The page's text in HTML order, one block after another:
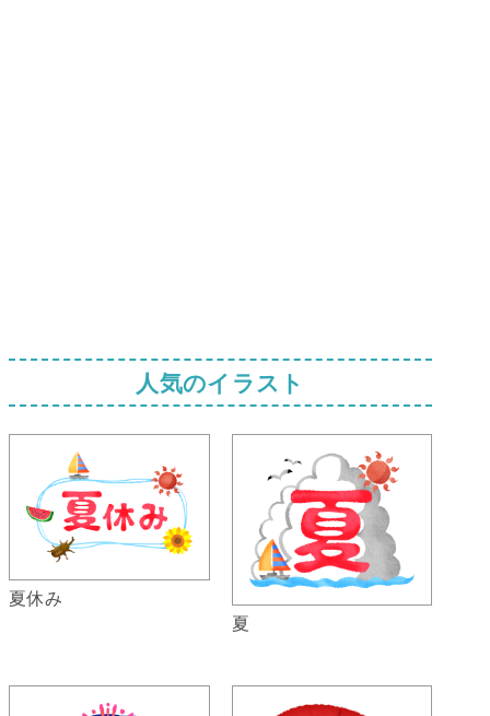
人気のイラスト
夏休み
夏